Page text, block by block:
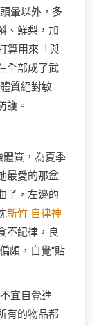
暈以外，多
、鮮梨，加
算用來「與
全部成了武
質絕對敏
護。
體質，為夏季
最愛的那盆
了，左邊的
新竹 自律神
不紀律，良
頗，自覺“貼
宜自覺進
有的物品都